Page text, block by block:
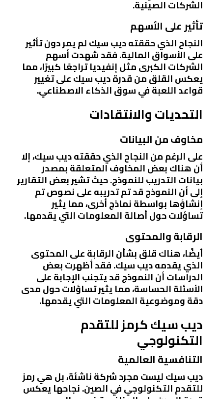
الشركات الصينية.
تأثير على الأسهم
النجاح الذي حققته ديب سيك لم يمر دون تأثير
على الأسواق المالية. فقد شهدت أسهم
الشركات الكبرى مثل إنفيديا تراجعًا كبيرًا، مما
يعكس القلق من قدرة ديب سيك على تغيير
قواعد اللعبة في سوق الذكاء الاصطناعي.
التحديات والانتقادات
مخاوف من البيانات
على الرغم من النجاح الذي حققته ديب سيك، إلا
أن هناك بعض المخاوف المتعلقة بمصدر
بيانات التدريب للنموذج. حيث تشير بعض التقارير
إلى أن النموذج قد تم تدريبه على نصوص تم
إنشاؤها بواسطة نماذج أخرى، مما يثير
تساؤلات حول أصالة المعلومات التي يقدمها.
الرقابة والمحتوى
أيضًا، هناك قلق بشأن الرقابة على المحتوى
الذي يقدمه ديب سيك. فقد أظهرت بعض
الدراسات أن النموذج قد يتجنب الإجابة على
الأسئلة الحساسة، مما يثير تساؤلات حول مدى
دقة وموضوعية المعلومات التي يقدمها.
ديب سيك كرمز للتقدم
التكنولوجي
التنافسية العالمية
ديب سيك ليست مجرد شركة ناشئة، بل هي رمز
للتقدم التكنولوجي في الصين. نجاحها يعكس